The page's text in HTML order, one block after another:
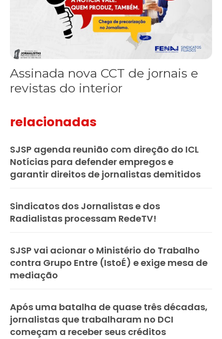
Assinada nova CCT de jornais e
revistas do interior
relacionadas
SJSP agenda reunião com direção do ICL
Notícias para defender empregos e
garantir direitos de jornalistas demitidos
Sindicatos dos Jornalistas e dos
Radialistas processam RedeTV!
SJSP vai acionar o Ministério do Trabalho
contra Grupo Entre (IstoÉ) e exige mesa de
mediação
Após uma batalha de quase três décadas,
jornalistas que trabalharam no DCI
começam a receber seus créditos